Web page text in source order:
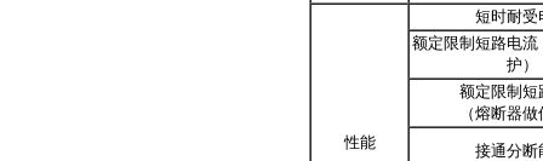
性能
短时耐受
额定限制短路电流
护）
额定限制短
（熔断器
接通分断